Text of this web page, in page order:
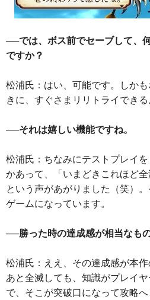
──では、ボス前でセーブして、
ですか？
松浦氏：はい、可能です。しか
きに、すぐさまリリトライできる
──それは嬉しい機能ですね。
松浦氏：ちなみにテストプレイ
かあって、「いまどきこれほど全
という声があがりました（笑）
ゲームになっています。
──勝った時の達成感が相当なも
松浦氏：ええ、その達成感が本作
あと全滅しても、知識がプレイ
で、そこが突破口になって攻略へ